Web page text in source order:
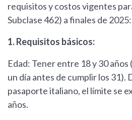
requisitos y costos vigentes
Subclase 462) a finales de 2025:
1. Requisitos básicos:
Edad: Tener entre 18 y 30 años
un día antes de cumplir los 31).
pasaporte italiano, el límite se
años.